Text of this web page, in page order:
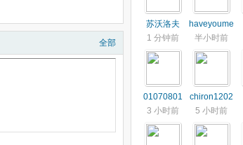
全部
苏沃洛夫
1 分钟前
haveyoume
半小时前
01070801
3 小时前
chiron1202
5 小时前